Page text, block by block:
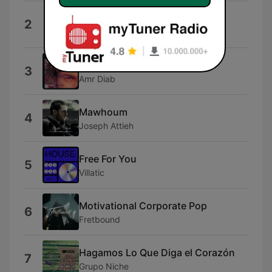
2 Sean Bay
3 Ally El Wadaa
Amr Diab
4 Mawhoum
Joseph Attieh
5 Free For You
Villatic
6 Motivational Corporate Pop
Fretbound
7 Hagamos Lo Que Diga el Corazón
Grupo Niche